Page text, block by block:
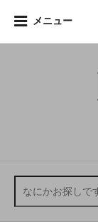
メニュー